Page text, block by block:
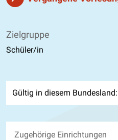
Zielgruppe
Schüler/in
Gültig in diesem
Zugehörige Einrichtungen